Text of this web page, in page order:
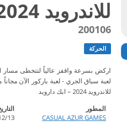
للاندرويد 2024
200106
الحركة
اركض بسرعة واقفز عالياً لتتخطى مسار
للاندرويد 2024 – ابك دارويد
المطور
CASUAL AZUR GAMES‏
13